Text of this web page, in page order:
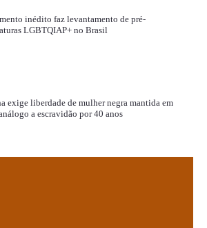
inédito faz levantamento de pré-
LGBTQIAP+ no Brasil
exige liberdade de mulher negra mantida em
a escravidão por 40 anos